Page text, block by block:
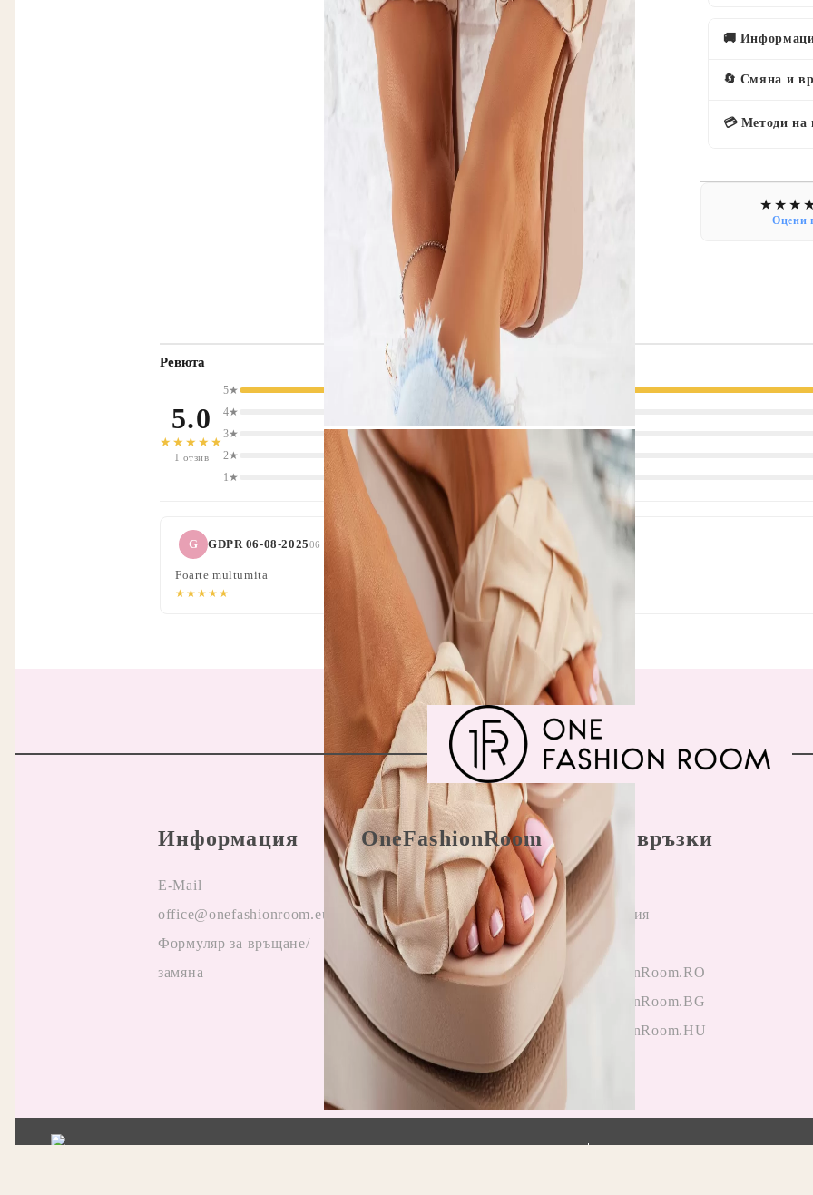
🚚
🔄 Смяна и
💳 Методи на
Оцени
Ревюта
5.0
★★★★★
1 отзив
5★
4★
3★
2★
1★
G GDPR 06-08-202506 Авг 2024 11:31
Foarte multumita
★★★★★
Информация
E-Mail
office@onefashionroom.eu
Формуляр за връщане/
замяна
OneFashionRoom
Правила и условия
Oнлайн разрешаване
на жалби
Отзиви от клиенти
промоции
Бързи връзки
Начало
Регистрация
Вход
OneFashionRoom.RO
OneFashionRoom.BG
OneFashionRoom.HU